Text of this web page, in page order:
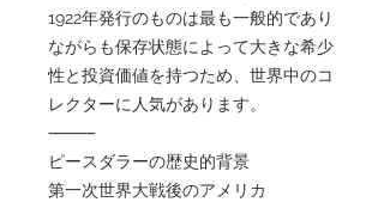
1922年発行のものは最も一般的であり
ながらも保存状態によって大きな希少
性と投資価値を持つため、世界中のコ
レクターに人気があります。
⸻
ピースダラーの歴史的背景
第一次世界大戦後のアメリカ